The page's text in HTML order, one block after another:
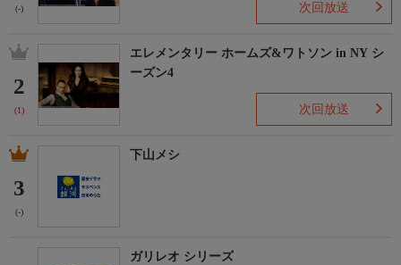
(-) 次回放送
2
(1)
エレメンタリー ホームズ&ワトソン in NY シ
ーズン4
次回放送
3
(-)
下山メシ
ガリレオ シリーズ